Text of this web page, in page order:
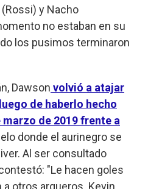
y Nacho
no estaban en su
los pusimos terminaron
Dawson volvió a atajar
de haberlo hecho
de 2019 frente a
donde el aurinegro se
Al ser consultado
"Le hacen goles
otros arqueros. Kevin